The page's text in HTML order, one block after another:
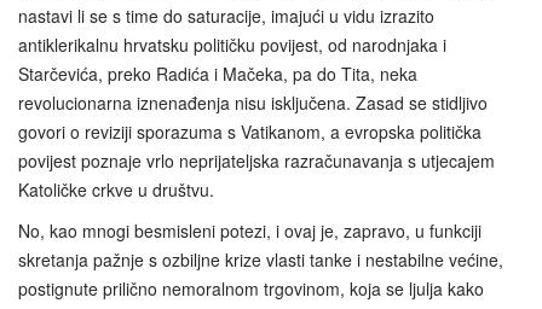
nastavi li se s time do saturacije, imajući u vidu izrazito
antiklerikalnu hrvatsku političku povijest, od narodnjaka i
Starčevića, preko Radića i Mačeka, pa do Tita, neka
revolucionarna iznenađenja nisu isključena. Zasad se stidljivo
govori o reviziji sporazuma s Vatikanom, a evropska politička
povijest poznaje vrlo neprijateljska razračunavanja s utjecajem
Katoličke crkve u društvu.
No, kao mnogi besmisleni potezi, i ovaj je, zapravo, u funkciji
skretanja pažnje s ozbiljne krize vlasti tanke i nestabilne većine,
postignute prilično nemoralnom trgovinom, koja se ljulja kako